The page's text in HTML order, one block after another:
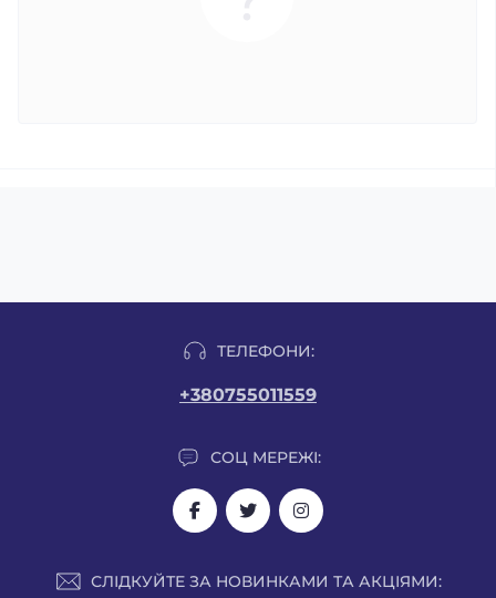
ТЕЛЕФОНИ:
+380755011559
СОЦ МЕРЕЖІ:
СЛІДКУЙТЕ ЗА НОВИНКАМИ ТА АКЦІЯМИ: